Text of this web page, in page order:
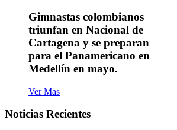
Gimnastas colombianos
triunfan en Nacional de
Cartagena y se preparan
para el Panamericano en
Medellín en mayo.
Ver Mas
Noticias Recientes